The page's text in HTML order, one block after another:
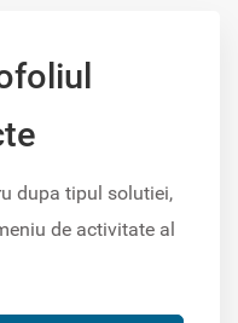
dupa tipul solutiei,
de activitate al